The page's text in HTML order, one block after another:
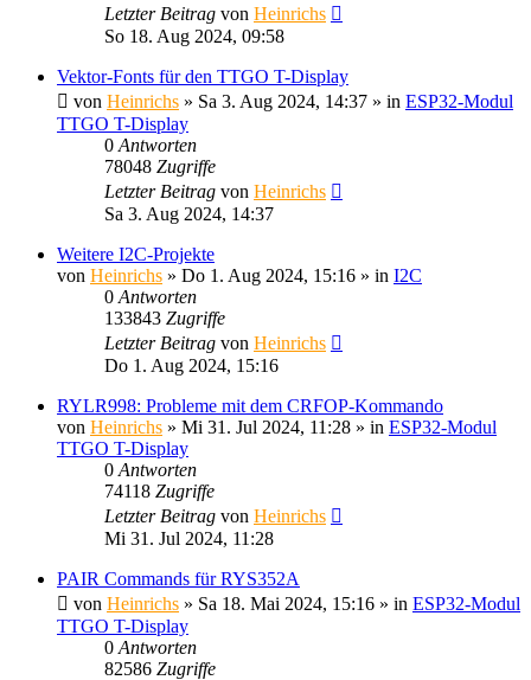
Letzter Beitrag von Heinrichs
So 18. Aug 2024, 09:58
Vektor-Fonts für den TTGO T-Display
von Heinrichs » Sa 3. Aug 2024, 14:37 » in ESP32-Modul
TTGO T-Display
0 Antworten
78048 Zugriffe
Letzter Beitrag von Heinrichs
Sa 3. Aug 2024, 14:37
Weitere I2C-Projekte
von Heinrichs » Do 1. Aug 2024, 15:16 » in I2C
0 Antworten
133843 Zugriffe
Letzter Beitrag von Heinrichs
Do 1. Aug 2024, 15:16
RYLR998: Probleme mit dem CRFOP-Kommando
von Heinrichs » Mi 31. Jul 2024, 11:28 » in ESP32-Modul
TTGO T-Display
0 Antworten
74118 Zugriffe
Letzter Beitrag von Heinrichs
Mi 31. Jul 2024, 11:28
PAIR Commands für RYS352A
von Heinrichs » Sa 18. Mai 2024, 15:16 » in ESP32-Modul
TTGO T-Display
0 Antworten
82586 Zugriffe